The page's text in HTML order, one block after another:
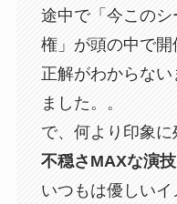
途中で「今この
権」が頭の中で開
正解がわからない
ました。。
で、何より印象
不穏さMAXな演技
いつもは優しい